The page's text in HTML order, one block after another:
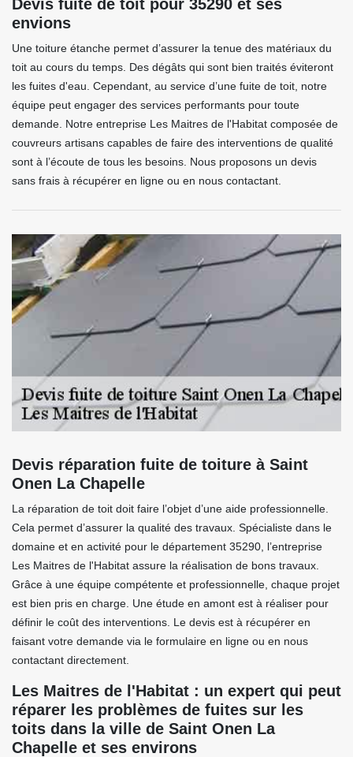
Devis fuite de toit pour 35290 et ses
envions
Une toiture étanche permet d’assurer la tenue des matériaux du
toit au cours du temps. Des dégâts qui sont bien traités éviteront
les fuites d'eau. Cependant, au service d’une fuite de toit, notre
équipe peut engager des services performants pour toute
demande. Notre entreprise Les Maitres de l'Habitat composée de
couvreurs artisans capables de faire des interventions de qualité
sont à l’écoute de tous les besoins. Nous proposons un devis
sans frais à récupérer en ligne ou en nous contactant.
Devis réparation fuite de toiture à Saint
Onen La Chapelle
La réparation de toit doit faire l’objet d’une aide professionnelle.
Cela permet d’assurer la qualité des travaux. Spécialiste dans le
domaine et en activité pour le département 35290, l’entreprise
Les Maitres de l'Habitat assure la réalisation de bons travaux.
Grâce à une équipe compétente et professionnelle, chaque projet
est bien pris en charge. Une étude en amont est à réaliser pour
définir le coût des interventions. Le devis est à récupérer en
faisant votre demande via le formulaire en ligne ou en nous
contactant directement.
Les Maitres de l'Habitat : un expert qui peut
réparer les problèmes de fuites sur les
toits dans la ville de Saint Onen La
Chapelle et ses environs